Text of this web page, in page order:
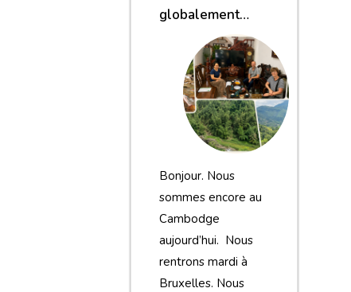
globalement
satisfaits du
voyage
Bonjour. Nous
sommes encore au
Cambodge
aujourd’hui. Nous
rentrons mardi à
Bruxelles. Nous